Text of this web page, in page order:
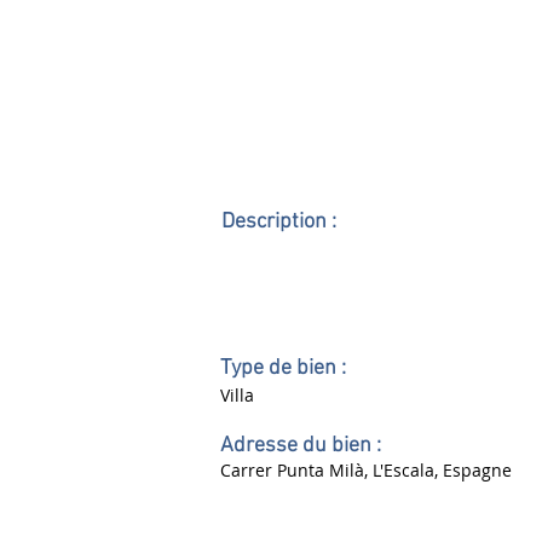
Description :
Type de bien :
Villa
Adresse du bien :
Carrer Punta Milà, L'Escala, Espagne